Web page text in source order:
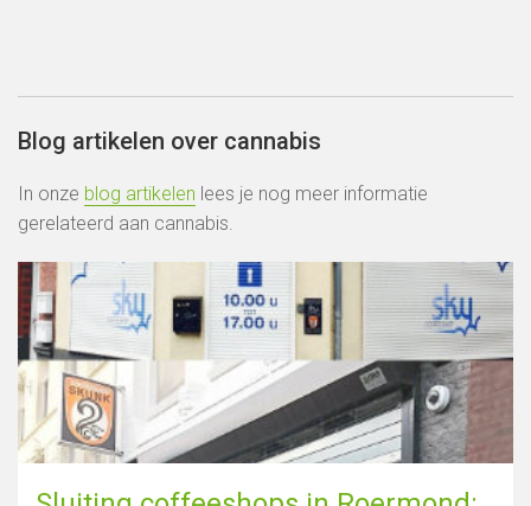
19
3
18
7
Blog artikelen over cannabis
In onze blog artikelen lees je nog meer informatie
gerelateerd aan cannabis.